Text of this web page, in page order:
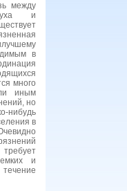
между
и
в
много
иным
но
в
и